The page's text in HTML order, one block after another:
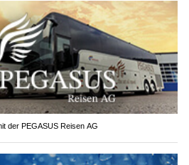
der PEGASUS Reisen AG